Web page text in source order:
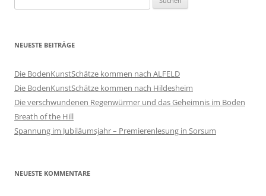
nach:
NEUESTE BEITRÄGE
Die BodenKunstSchätze kommen nach ALFELD
Die BodenKunstSchätze kommen nach Hildesheim
Die verschwundenen Regenwürmer und das Geheimnis im Boden
Breath of the Hill
Spannung im Jubiläumsjahr – Premierenlesung in Sorsum
NEUESTE KOMMENTARE